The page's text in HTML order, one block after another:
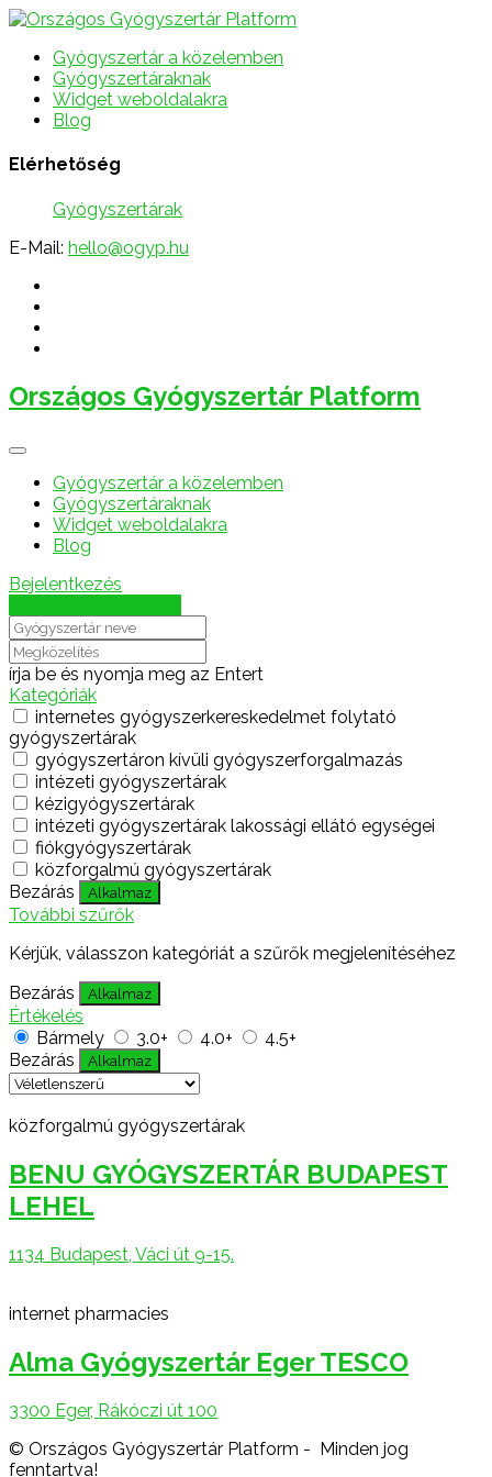
Gyógyszertár a közelemben
Gyógyszertáraknak
Widget weboldalakra
Blog
Elérhetőség
Gyógyszertárak
E-Mail: hello@ogyp.hu
Országos Gyógyszertár Platform
Gyógyszertár a közelemben
Gyógyszertáraknak
Widget weboldalakra
Blog
Bejelentkezés
írja be és nyomja meg az Entert
Kategóriák
internetes gyógyszerkereskedelmet folytató
gyógyszertárak
gyógyszertáron kívüli gyógyszerforgalmazás
intézeti gyógyszertárak
kézigyógyszertárak
intézeti gyógyszertárak lakossági ellátó egységei
fiókgyógyszertárak
közforgalmú gyógyszertárak
Bezárás
Alkalmaz
További szűrők
Kérjük, válasszon kategóriát a szűrők megjelenítéséhez
Bezárás
Alkalmaz
Értékelés
Bármely
3.0+ 4.0+
4.5+
Bezárás
Alkalmaz
közforgalmú gyógyszertárak
BENU GYÓGYSZERTÁR BUDAPEST
LEHEL
1134 Budapest, Váci út 9-15.
internet pharmacies
Alma Gyógyszertár Eger TESCO
3300 Eger, Rákóczi út 100
© Országos Gyógyszertár Platform - Minden jog
fenntartva!